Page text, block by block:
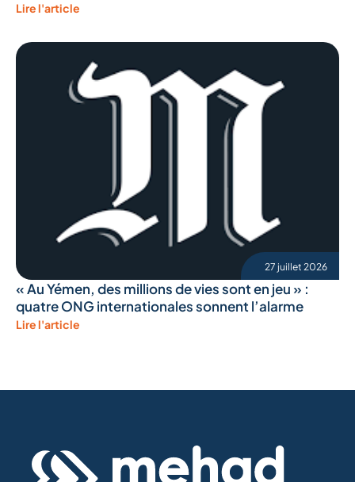
Lire l'article
27 juillet 2026
« Au Yémen, des millions de vies sont en jeu » :
quatre ONG internationales sonnent l’alarme
Lire l'article